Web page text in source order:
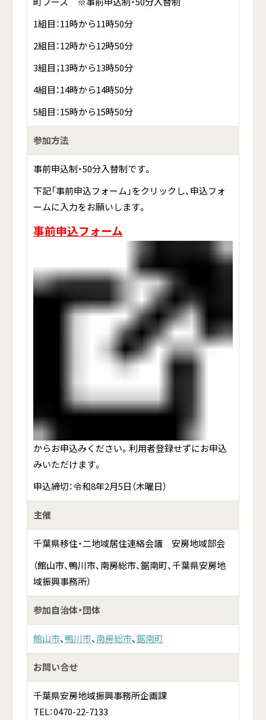
1組目：11時から11時50分
2組目：12時から12時50分
3組目；13時から13時50分
4組目：14時から14時50分
5組目：15時から15時50分
参加方法
事前申込制・50分入替制です。
下記「事前申込フォーム」をクリックし、申込フォ
ームに入力をお願いします。
事前申込フォーム
からお申込みください。利用者登録せずにお申込
みいただけます。
申込締切：令和8年2月5日（木曜日）
主催
千葉県移住・二地域居住連絡会議 安房地域部会
（館山市、鴨川市、南房総市、鋸南町、千葉県安房地
域振興事務所）
参加自治体・団体
館山市、鴨川市、南房総市、鋸南町
お問い合せ
千葉県安房地域振興事務所企画課
TEL：0470-22-7133